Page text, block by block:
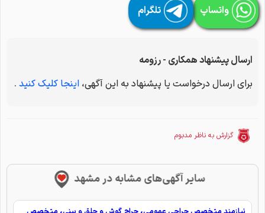
واتساپ تلگرام
ارسال پیشنهاد همکاری - رزومه
برای ارسال درخواست یا پیشنهاد به این آگهی، اینجا کلیک کنید .
گزارش به ناظر مدبوم
سایر آگهی‌های مشابه در مشهد